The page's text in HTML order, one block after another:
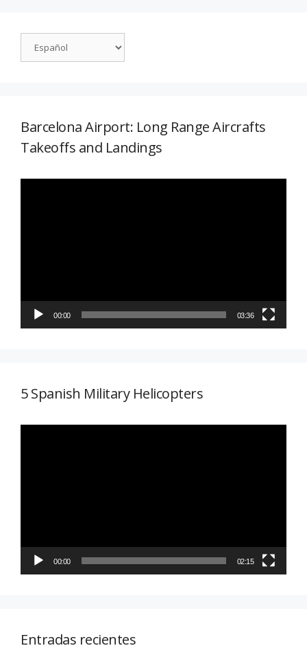
Barcelona Airport: Long Range Aircrafts
Takeoffs and Landings
00:00 03:36
5 Spanish Military Helicopters
00:00 02:15
Entradas recientes